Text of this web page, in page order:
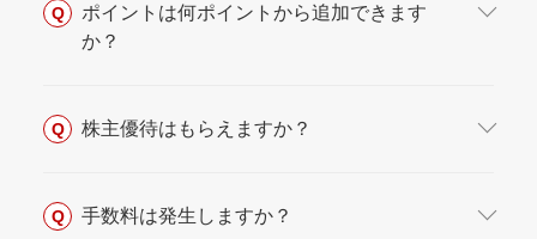
Q
ポイントは何ポイントから追加できます
か？
Q 株主優待はもらえますか？
Q 手数料は発生しますか？